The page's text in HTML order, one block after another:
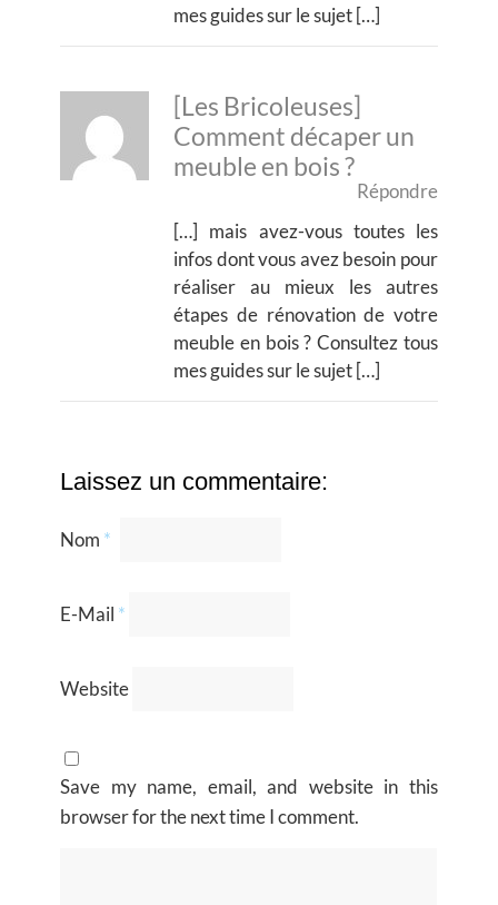
mes guides sur le sujet […]
[Les Bricoleuses]
Comment décaper un
meuble en bois ?
Répondre
[…] mais avez-vous toutes les
infos dont vous avez besoin pour
réaliser au mieux les autres
étapes de rénovation de votre
meuble en bois ? Consultez tous
mes guides sur le sujet […]
Laissez un commentaire:
Nom *
E-Mail *
Website
Save my name, email, and website in this
browser for the next time I comment.